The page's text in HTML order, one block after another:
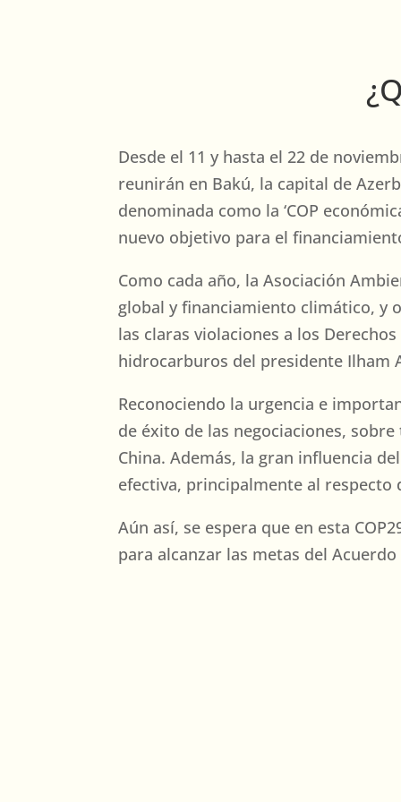
Desde el 11 y hasta el 22 de
reunirán en Bakú, la capital de
denominada como la ‘COP
nuevo objetivo para el
Como cada año, la Asociación
global y financiamiento climático, y
las claras violaciones a los
hidrocarburos del presidente Ilham
Reconociendo la urgencia e
de éxito de las negociaciones,
China. Además, la gran influencia
efectiva, principalmente al
Aún así, se espera que en esta
para alcanzar las metas del